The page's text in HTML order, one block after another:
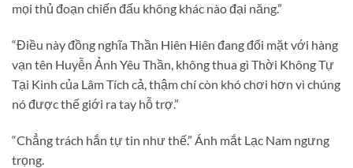
mọi thủ đoạn chiến đấu không khác nào đại năng.”
“Điều này đồng nghĩa Thần Hiên Hiên đang đối mặt với hàng
vạn tên Huyễn Ảnh Yêu Thần, không thua gì Thời Không Tự
Tại Kinh của Lâm Tích cả, thậm chí còn khó chơi hơn vì chúng
nó được thế giới ra tay hỗ trợ.”
“Chẳng trách hắn tự tin như thế.” Ánh mắt Lạc Nam ngưng
trọng.